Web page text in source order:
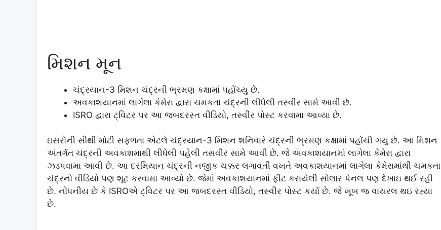
મિશન મૂન
ચંદ્રયાન-3 મિશન ચંદ્રની ભ્રમણ કક્ષામાં પહોંચ્યુ છે.
અવકાશયાનમાં લાગેલા કેમેરા દ્વારા ચમકતા ચંદ્રની લીધેલી તસ્વીર સામે આવી છે.
ISRO દ્વારા ટ્વિટર પર આ જબદરસ્ત વીડિયો, તસ્વીર પોસ્ટ કરવામા આવ્યા છે.
ઇસરોની સૌથી મોટી સફળતા એટલે ચંદ્રયાન-3 મિશન શનિવારે ચંદ્રની ભ્રમણ કક્ષામાં પહોંચી ગયુ છે. આ મિશન
અંતર્ગત ચંદ્રની અવકાશમાથી લીધેલી પહેલી તસવીર સામે આવી છે. જે અવકાશયાનમાં લાગેલા કેમેરા દ્વારા
ઝડપવામા આવી છે. આ દરમિયાન ચંદ્રની નજીક ચક્કર લગાવતી વખતે અવકાશયાનમાં લાગેલા કેમેરામાંથી ચમકતા
ચંદ્રનો વીડિયો પણ શૂટ કરવામા આવ્યો છે. જેમાં અવકાશયાનમાં ફીટ કરાયેલી સોલાર પેનલ પણ દેખાઇ થઈ રહી
છે. નોંધનીય છે કે ISROએ ટ્વિટર પર આ જબદરસ્ત વીડિયો, તસ્વીર પોસ્ટ કર્યા છે. જે ખૂબ જ વાયરલ થઇ રહ્યા
છે.